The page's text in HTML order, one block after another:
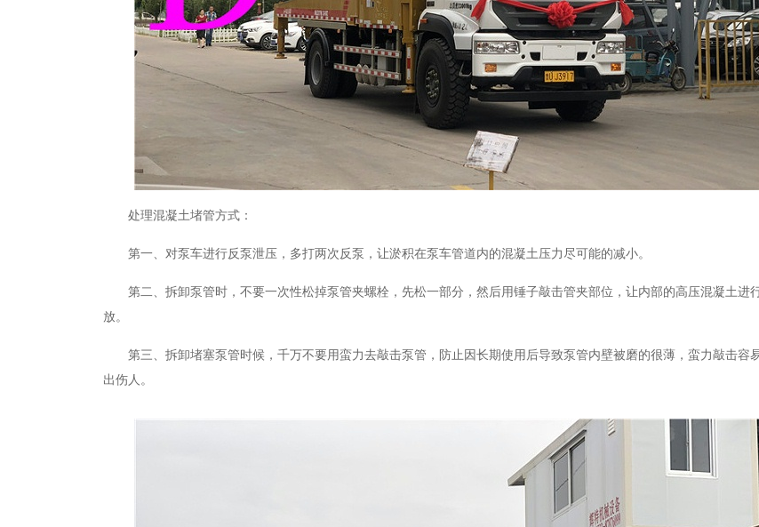
处理混凝土堵管方式：
第一、对泵车进行反泵泄压，多打两次反泵，让淤积在泵车管道内的混凝土压力尽可能的减小。
第二、拆卸泵管时，不要一次性松掉泵管夹螺栓，先松一部分，然后用锤子敲击管夹部位，让内部的高压混凝土进
放。
第三、拆卸堵塞泵管时候，千万不要用蛮力去敲击泵管，防止因长期使用后导致泵管内壁被磨的很薄，蛮力敲击容
出伤人。